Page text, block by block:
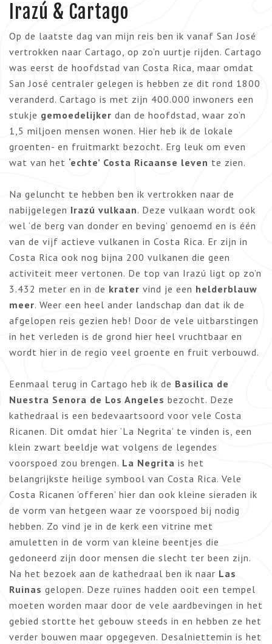
Irazú & Cartago
Op de laatste dag van mijn reis ben ik vanaf San José
vertrokken naar Cartago, op zo’n uurtje rijden. Cartago
was eerst de hoofdstad van Costa Rica, maar omdat
San José centraler gelegen is hebben ze dit rond 1800
veranderd. Cartago is met zijn 400.000 inwoners een
stukje gemoedelijker dan de hoofdstad, waar zo’n
1,5 miljoen mensen wonen. Hier heb ik de lokale
groenten- en fruitmarkt bezocht. Erg leuk om even
wat van het ‘echte’ Costa Ricaanse leven te zien.
Na geluncht te hebben ben ik vertrokken naar de
nabijgelegen Irazú vulkaan. Deze vulkaan wordt ook
wel ‘de berg van donder en beving’ genoemd en is één
van de vijf actieve vulkanen in Costa Rica. Er zijn in
Costa Rica ook nog bijna 200 vulkanen die geen
activiteit meer vertonen. De top van Irazú ligt op zo’n
3.432 meter en in de krater vind je een helderblauw
meer. Weer een heel ander landschap dan dat ik de
afgelopen reis gezien heb! Door de vele uitbarstingen
in het verleden is de grond hier heel vruchtbaar en
wordt hier in de regio veel groente en fruit verbouwd.
Eenmaal terug in Cartago heb ik de Basilica de
Nuestra Senora de Los Angeles bezocht. Deze
kathedraal is een bedevaartsoord voor vele Costa
Ricanen. Dit omdat hier ‘La Negrita’ te vinden is, een
klein zwart beeldje wat volgens de legendes
voorspoed zou brengen. La Negrita is het
belangrijkste heilige symbool van Costa Rica. Vele
Costa Ricanen ‘offeren’ hier dan ook kleine sieraden ik
de vorm van hetgeen waar ze voorspoed bij nodig
hebben. Zo vind je in de kerk een vitrine met
amuletten in de vorm van kleine beentjes die
gedoneerd zijn door mensen die slecht ter been zijn.
Na het bezoek aan de kathedraal ben ik naar Las
Ruinas gelopen. Deze ruïnes hadden ooit een tempel
moeten worden maar door de vele aardbevingen in het
gebied stortte het gebouw steeds in en hebben ze het
verder bouwen maar opgegeven. Desalniettemin is het